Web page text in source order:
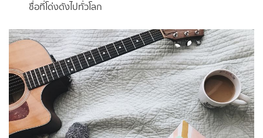
ชื่อที่โด่งดังไปทั่วโลก